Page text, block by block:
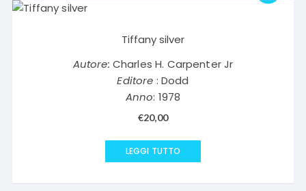
Tiffany silver
Autore: Charles H. Carpenter Jr
Editore : Dodd
Anno: 1978
€20,00
LEGGI TUTTO